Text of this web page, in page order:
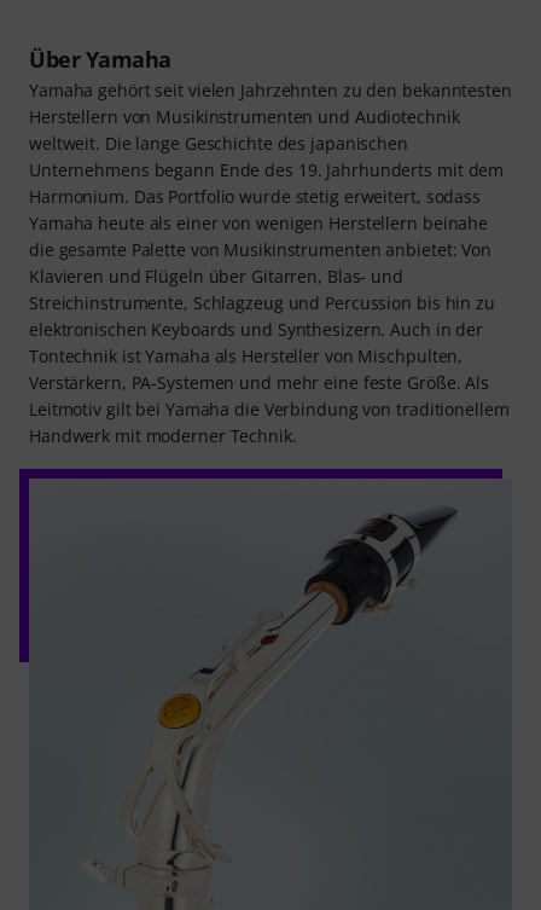
Über Yamaha
Yamaha gehört seit vielen Jahrzehnten zu den bekanntesten
Herstellern von Musikinstrumenten und Audiotechnik
weltweit. Die lange Geschichte des japanischen
Unternehmens begann Ende des 19. Jahrhunderts mit dem
Harmonium. Das Portfolio wurde stetig erweitert, sodass
Yamaha heute als einer von wenigen Herstellern beinahe
die gesamte Palette von Musikinstrumenten anbietet: Von
Klavieren und Flügeln über Gitarren, Blas- und
Streichinstrumente, Schlagzeug und Percussion bis hin zu
elektronischen Keyboards und Synthesizern. Auch in der
Tontechnik ist Yamaha als Hersteller von Mischpulten,
Verstärkern, PA-Systemen und mehr eine feste Größe. Als
Leitmotiv gilt bei Yamaha die Verbindung von traditionellem
Handwerk mit moderner Technik.